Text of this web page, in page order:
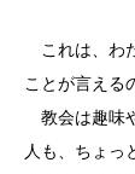
これは、わ
ことが言える
教会は趣味
人も、ちょっ